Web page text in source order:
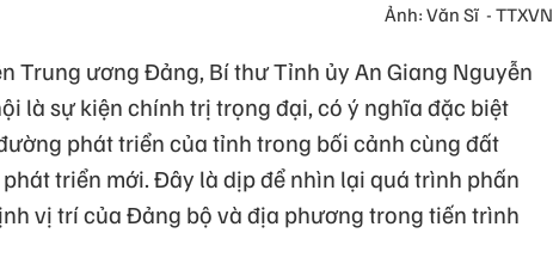
Ảnh: Văn Sĩ - TTXVN
Trung ương Đảng, Bí thư Tỉnh ủy An Giang Nguyễn
là sự kiện chính trị trọng đại, có ý nghĩa đặc biệt
phát triển của tỉnh trong bối cảnh cùng đất
triển mới. Đây là dịp để nhìn lại quá trình phấn
vị trí của Đảng bộ và địa phương trong tiến trình